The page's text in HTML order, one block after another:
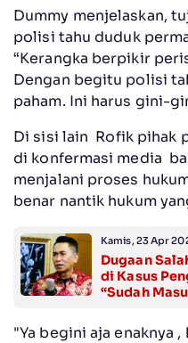
Dummy menjelaskan,
polisi tahu duduk
“Kerangka berpikir
Dengan begitu polisi
paham. Ini harus gini-
Di sisi lain Rofik pihak
di konfermasi media
menjalani proses
benar nantik hukum
Kamis, 23 Apr
Dugaan
di Kasus
“Sudah
"Ya begini aja enaknya